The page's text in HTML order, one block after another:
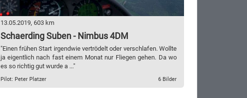
13.05.2019, 603 km
Schaerding Suben - Nimbus 4DM
"Einen frühen Start irgendwie vertrödelt oder verschlafen. Wollte
ja eigentlich nach fast einem Monat nur Fliegen gehen. Da wo
es so richtig gut wurde a ..."
Pilot: Peter Platzer 6 Bilder